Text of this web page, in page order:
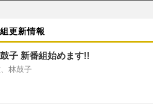
更新情報
子 新番組始めます!!
林鼓子